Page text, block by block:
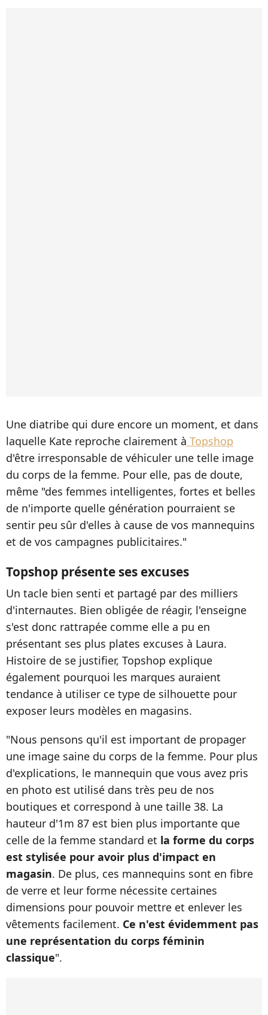
Une diatribe qui dure encore un moment, et dans
laquelle Kate reproche clairement à Topshop
d'être irresponsable de véhiculer une telle image
du corps de la femme. Pour elle, pas de doute,
même "des femmes intelligentes, fortes et belles
de n'importe quelle génération pourraient se
sentir peu sûr d'elles à cause de vos mannequins
et de vos campagnes publicitaires."
Topshop présente ses excuses
Un tacle bien senti et partagé par des milliers
d'internautes. Bien obligée de réagir, l'enseigne
s'est donc rattrapée comme elle a pu en
présentant ses plus plates excuses à Laura.
Histoire de se justifier, Topshop explique
également pourquoi les marques auraient
tendance à utiliser ce type de silhouette pour
exposer leurs modèles en magasins.
"Nous pensons qu'il est important de propager
une image saine du corps de la femme. Pour plus
d'explications, le mannequin que vous avez pris
en photo est utilisé dans très peu de nos
boutiques et correspond à une taille 38. La
hauteur d'1m 87 est bien plus importante que
celle de la femme standard et la forme du corps
est stylisée pour avoir plus d'impact en
magasin. De plus, ces mannequins sont en fibre
de verre et leur forme nécessite certaines
dimensions pour pouvoir mettre et enlever les
vêtements facilement. Ce n'est évidemment pas
une représentation du corps féminin
classique".